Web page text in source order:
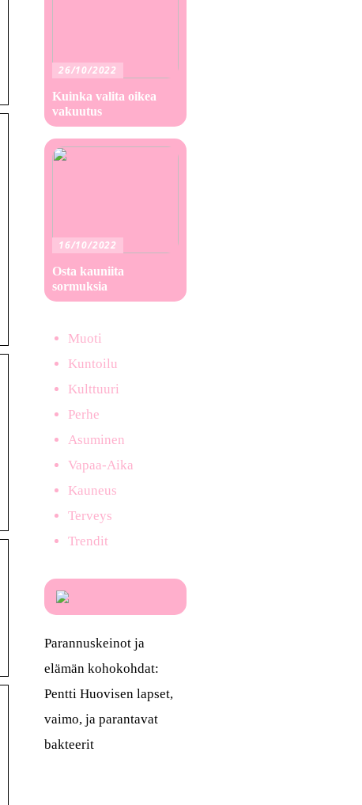
26/10/2022
Kuinka valita oikea
vakuutus
16/10/2022
Osta kauniita
sormuksia
Muoti
Kuntoilu
Kulttuuri
Perhe
Asuminen
Vapaa-Aika
Kauneus
Terveys
Trendit
Parannuskeinot ja
elämän kohokohdat:
Pentti Huovisen lapset,
vaimo, ja parantavat
bakteerit